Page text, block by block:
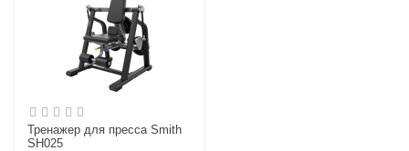
Тренажер для пресса Smith
SH025